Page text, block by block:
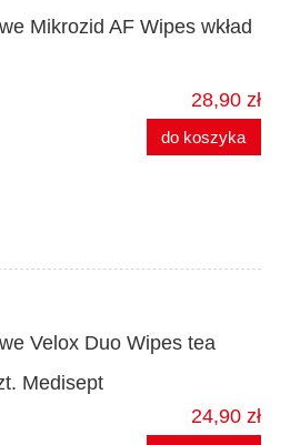
Mikrozid AF Wipes wkład
28,90 zł
do koszyka
Velox Duo Wipes tea
Medisept
24,90 zł